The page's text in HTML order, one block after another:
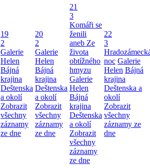
19
2
Galerie
Helen
Bájná
krajina
Deštenska
a okolí
Zobrazit
všechny
záznamy
ze dne
20
2
Galerie
Helen
Bájná
krajina
Deštenska
a okolí
Zobrazit
všechny
záznamy
ze dne
21
3
Komáři se
ženili
aneb Ze
života
obtížného
hmyzu
Galerie
Helen
Bájná
krajina
Deštenska
a okolí
Zobrazit
všechny
záznamy
ze dne
22
3
noc Galerie
Helen Bájná
krajina
Deštenska a
okolí
Zobrazit
všechny
záznamy ze
dne